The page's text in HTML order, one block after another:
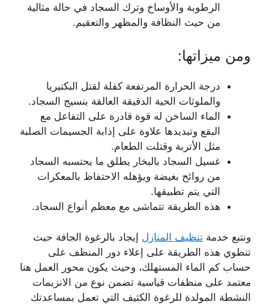
الرطوبة والأوساخ وترك السجاد في حالة مثالية
من حيث النظافة والمظهر والتعقيم.
ومن ميزاتها:
درجة الحرارة المرتفعة كفلة لقتل البكتيريا
والملوثات الحية الدقيقة العالقة بنسيج السجاد.
الماء الساخن له قوة قادرة على التفاعل مع
البقع وتبديدها علاوة على إذابة الجسيمات الصلبة
مثل الأتربة وقتلت الطعام.
غسيل السجاد بالبخار يطلق ما يحتسبه السجاد
من روائح بغيضة ويؤهله الاحتفاظ بالمعكرات
التي يتم تطبيقها.
هذه الطريقة تتماشى مع معظم أنواع السجاد.
ونتبع خدمة تنظيف المنازل إيجاد بالرغوة الجافة حيث
تنطوي هذه الطريقة على إعلاء دور المنظف على
حساب كم الماء المستهلك، وحيث يكون محور العمل هنا
معتمد على منظفات قياسية تضمن نوع من الانزيمات
النشطة المولدة للرغوة الكثيف التي تعمل بمساعدتك